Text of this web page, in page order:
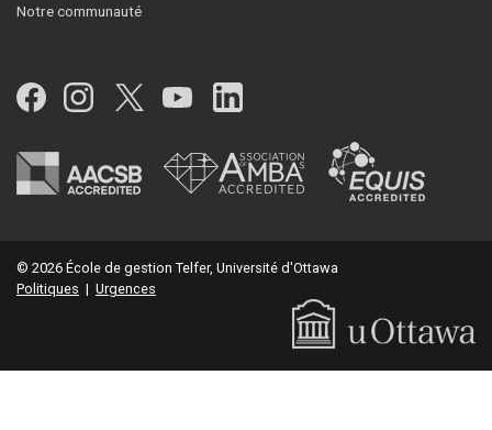
Notre communauté
Facebook
Instagram
Twitter
YouTubeLinkedIn
© 2026 École de gestion Telfer, Université d'Ottawa
Politiques | Urgences